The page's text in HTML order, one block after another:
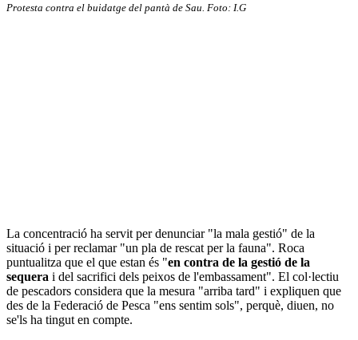
Protesta contra el buidatge del pantà de Sau. Foto: I.G
La concentració ha servit per denunciar "la mala gestió" de la
situació i per reclamar "un pla de rescat per la fauna". Roca
puntualitza que el que estan és "en contra de la gestió de la
sequera i del sacrifici dels peixos de l'embassament". El col·lectiu
de pescadors considera que la mesura "arriba tard" i expliquen que
des de la Federació de Pesca "ens sentim sols", perquè, diuen, no
se'ls ha tingut en compte.